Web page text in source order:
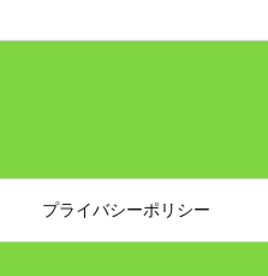
プライバシーポリシー